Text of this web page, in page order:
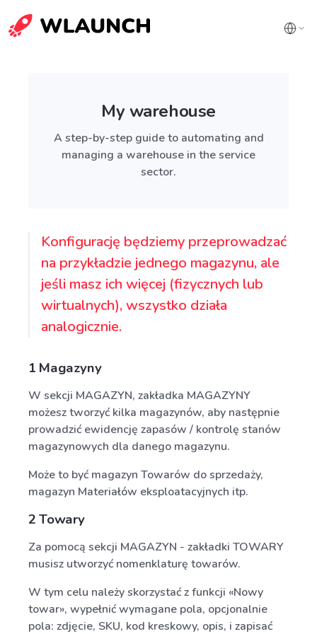
My warehouse
A step-by-step guide to automating and
managing a warehouse in the service
sector.
Konfigurację będziemy przeprowadzać
na przykładzie jednego magazynu, ale
jeśli masz ich więcej (fizycznych lub
wirtualnych), wszystko działa
analogicznie.
1 Magazyny
W sekcji MAGAZYN, zakładka MAGAZYNY
możesz tworzyć kilka magazynów, aby następnie
prowadzić ewidencję zapasów / kontrolę stanów
magazynowych dla danego magazynu.
Może to być magazyn Towarów do sprzedaży,
magazyn Materiałów eksploatacyjnych itp.
2 Towary
Za pomocą sekcji MAGAZYN - zakładki TOWARY
musisz utworzyć nomenklaturę towarów.
W tym celu należy skorzystać z funkcji «Nowy
towar», wypełnić wymagane pola, opcjonalnie
pola: zdjęcie, SKU, kod kreskowy, opis, i zapisać